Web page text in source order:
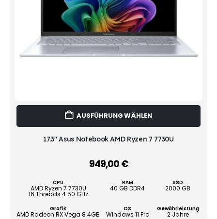
AUSFÜHRUNG WÄHLEN
weist
17.3" Asus Notebook AMD Ryzen 7 7730U
949,00€–
CPU
AMD Ryzen 7 7730U
16 Threads 4.50 GHz
RAM
40 GB DDR4
SSD
2000 GB
Grafik
AMD Radeon RX Vega 8 4GB
OS
Windows 11 Pro
Gewährleistung
2 Jahre